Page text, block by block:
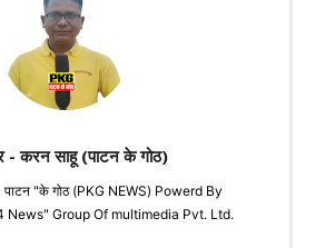
- करन साहू (पाटन के गोठ)
- पाटन "के गोठ (PKG NEWS) Powerd By
News" Group Of multimedia Pvt. Ltd.